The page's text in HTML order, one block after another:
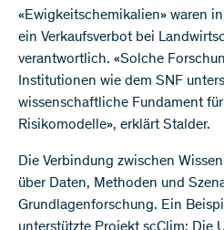
«Ewigkeitschemikalien» waren
ein Verkaufsverbot bei
verantwortlich. «Solche
Institutionen wie dem SNF
wissenschaftliche Fundament
Risikomodelle», erklärt Stalder.
Die Verbindung zwischen
über Daten, Methoden und
Grundlagenforschung. Ein